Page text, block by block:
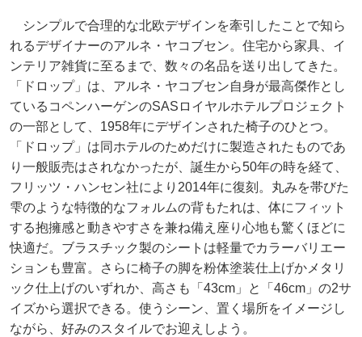
シンプルで合理的な北欧デザインを牽引したことで知ら
れるデザイナーのアルネ・ヤコブセン。住宅から家具、イ
ンテリア雑貨に至るまで、数々の名品を送り出してきた。
「ドロップ」は、アルネ・ヤコブセン自身が最高傑作とし
ているコペンハーゲンのSASロイヤルホテルプロジェクト
の一部として、1958年にデザインされた椅子のひとつ。
「ドロップ」は同ホテルのためだけに製造されたものであ
り一般販売はされなかったが、誕生から50年の時を経て、
フリッツ・ハンセン社により2014年に復刻。丸みを帯びた
雫のような特徴的なフォルムの背もたれは、体にフィット
する抱擁感と動きやすさを兼ね備え座り心地も驚くほどに
快適だ。ブラスチック製のシートは軽量でカラーバリエー
ションも豊富。さらに椅子の脚を粉体塗装仕上げかメタリ
ック仕上げのいずれか、高さも「43cm」と「46cm」の2サ
イズから選択できる。使うシーン、置く場所をイメージし
ながら、好みのスタイルでお迎えしよう。